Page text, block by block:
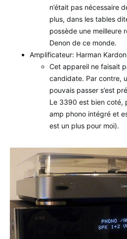
n’était pas nécessaire
plus, dans les tables
possède une meilleure
Denon de ce monde.
Amplificateur: Harman
Cet appareil ne faisait
candidate. Par contre,
pouvais passer s’est
Le 3390 est bien coté,
amp phono intégré et
est un plus pour moi).